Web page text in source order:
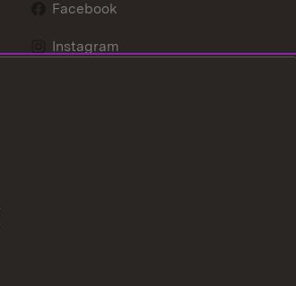
Facebook
Instagram